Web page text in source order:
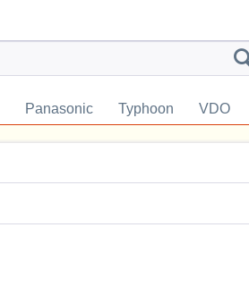
Panasonic Typhoon VDO